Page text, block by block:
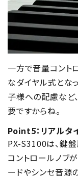
一方で音量コント
なダイヤル式とな
子様への配慮など
要ですからね。
Point5：リアルタ
PX-S3100は、鍵
コントロールノブ
ードやシンセ音源